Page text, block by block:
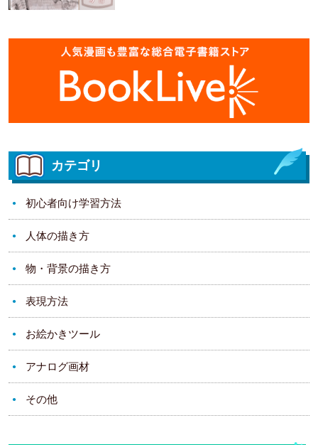
カテゴリ
初心者向け学習方法
人体の描き方
物・背景の描き方
表現方法
お絵かきツール
アナログ画材
その他